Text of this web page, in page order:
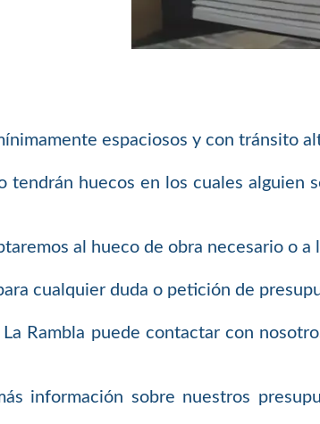
espaciosos y con tránsito
huecos en los cuales alguien
al hueco de obra necesario o
cualquier duda o petición de
Rambla puede contactar con
información sobre nuestros